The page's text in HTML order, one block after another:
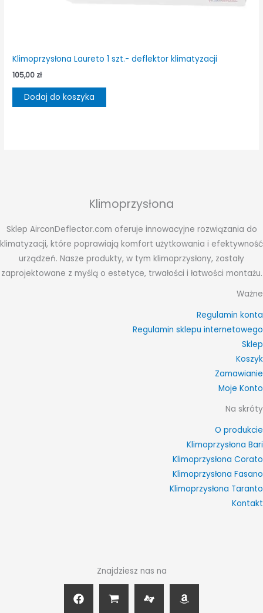
Klimoprzysłona Laureto 1 szt.- deflektor klimatyzacji
105,00 zł
Dodaj do koszyka
Klimoprzysłona
Sklep AirconDeflector.com oferuje innowacyjne rozwiązania do
klimatyzacji, które poprawiają komfort użytkowania i efektywność
urządzeń. Nasze produkty, w tym klimoprzysłony, zostały
zaprojektowane z myślą o estetyce, trwałości i łatwości montażu.
Ważne
Regulamin konta
Regulamin sklepu internetowego
Sklep
Koszyk
Zamawianie
Moje Konto
Na skróty
O produkcie
Klimoprzysłona Bari
Klimoprzysłona Corato
Klimoprzysłona Fasano
Klimoprzysłona Taranto
Kontakt
Znajdziesz nas na